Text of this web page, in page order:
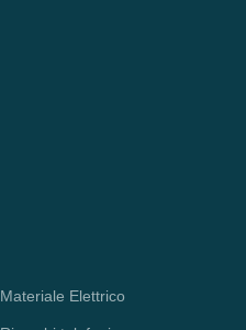
Materiale Elettrico